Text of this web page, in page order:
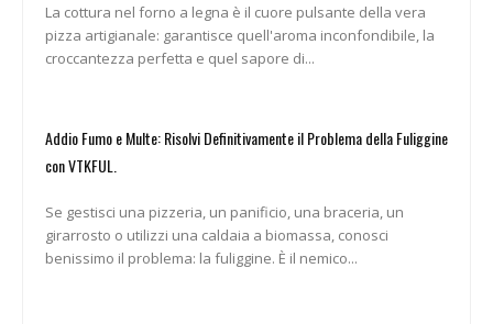
La cottura nel forno a legna è il cuore pulsante della vera
pizza artigianale: garantisce quell'aroma inconfondibile, la
croccantezza perfetta e quel sapore di...
Addio Fumo e Multe: Risolvi Definitivamente il Problema della Fuliggine
con VTKFUL.
Se gestisci una pizzeria, un panificio, una braceria, un
girarrosto o utilizzi una caldaia a biomassa, conosci
benissimo il problema: la fuliggine. È il nemico...